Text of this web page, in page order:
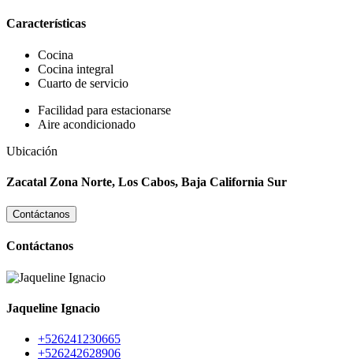
Características
Cocina
Cocina integral
Cuarto de servicio
Facilidad para estacionarse
Aire acondicionado
Ubicación
Zacatal Zona Norte, Los Cabos, Baja California Sur
Contáctanos
Contáctanos
Jaqueline Ignacio
+526241230665
+526242628906